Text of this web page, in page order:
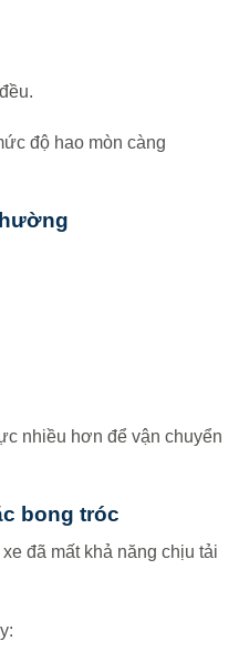
độ hao mòn càng
nhiều hơn để vận chuyển
bong tróc
đã mất khả năng chịu tải